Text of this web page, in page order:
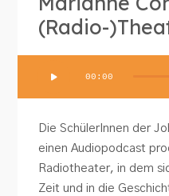
(Radio-
00:00
Die SchülerInnen der
einen Audiopodcast
Radiotheater, in dem
Zeit und in die